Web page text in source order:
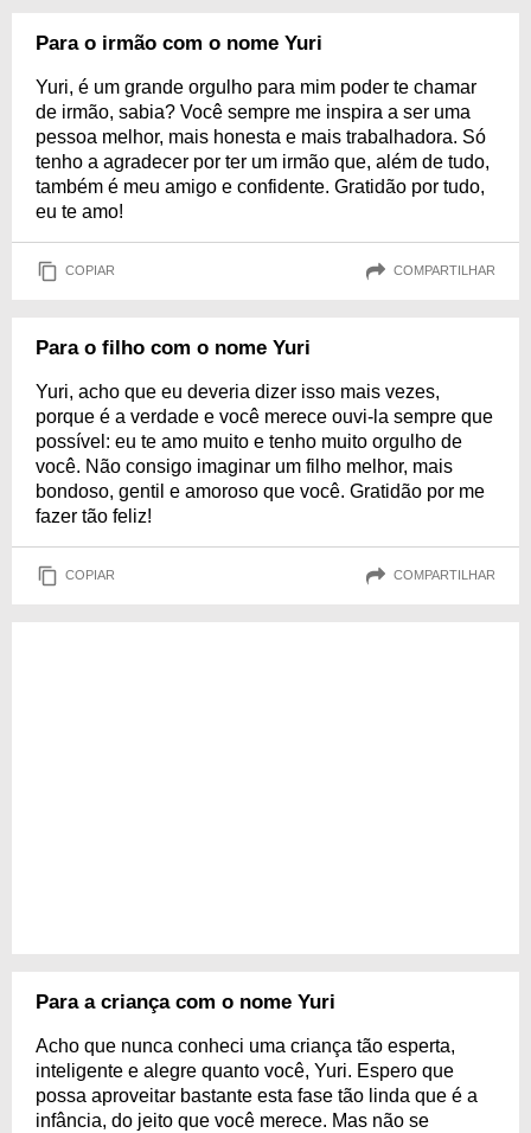
Para o irmão com o nome Yuri
Yuri, é um grande orgulho para mim poder te chamar
de irmão, sabia? Você sempre me inspira a ser uma
pessoa melhor, mais honesta e mais trabalhadora. Só
tenho a agradecer por ter um irmão que, além de tudo,
também é meu amigo e confidente. Gratidão por tudo,
eu te amo!
COPIAR COMPARTILHAR
Para o filho com o nome Yuri
Yuri, acho que eu deveria dizer isso mais vezes,
porque é a verdade e você merece ouvi-la sempre que
possível: eu te amo muito e tenho muito orgulho de
você. Não consigo imaginar um filho melhor, mais
bondoso, gentil e amoroso que você. Gratidão por me
fazer tão feliz!
COPIAR COMPARTILHAR
Para a criança com o nome Yuri
Acho que nunca conheci uma criança tão esperta,
inteligente e alegre quanto você, Yuri. Espero que
possa aproveitar bastante esta fase tão linda que é a
infância, do jeito que você merece. Mas não se